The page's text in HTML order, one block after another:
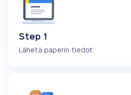
Step 1
Lähetä paperin tiedot